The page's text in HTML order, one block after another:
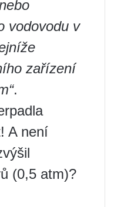
vodovodu v
zařízení
.
A není
(0,5 atm)?